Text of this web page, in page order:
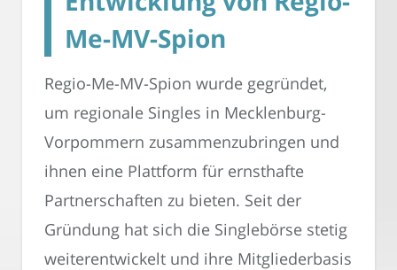
Me-MV-Spion
Regio-Me-MV-Spion wurde gegründet,
um regionale Singles in Mecklenburg-
Vorpommern zusammenzubringen und
ihnen eine Plattform für ernsthafte
Partnerschaften zu bieten. Seit der
Gründung hat sich die Singlebörse stetig
weiterentwickelt und ihre Mitgliederbasis